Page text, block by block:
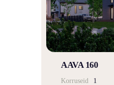
AAVA 160
Korruseid
1